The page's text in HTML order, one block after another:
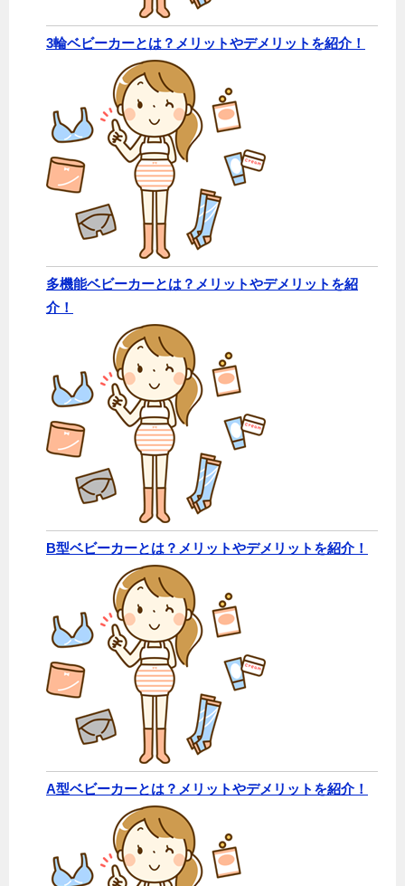
3輪ベビーカーとは？メリットやデメリットを紹介！
多機能ベビーカーとは？メリットやデメリットを紹
介！
B型ベビーカーとは？メリットやデメリットを紹介！
A型ベビーカーとは？メリットやデメリットを紹介！